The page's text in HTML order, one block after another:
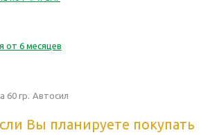
от 6 месяцев
60 гр. Автосил
Вы планируете покупать